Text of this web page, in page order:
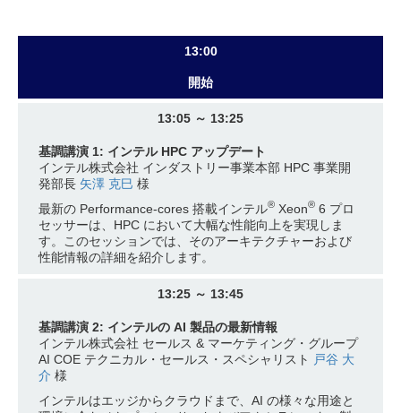
13:00
開始
13:05 ～ 13:25
基調講演 1: インテル HPC アップデート
インテル株式会社 インダストリー事業本部 HPC 事業開
発部長 矢澤 克巳 様
最新の Performance-cores 搭載インテル® Xeon® 6 プロ
セッサーは、HPC において大幅な性能向上を実現しま
す。このセッションでは、そのアーキテクチャーおよび
性能情報の詳細を紹介します。
13:25 ～ 13:45
基調講演 2: インテルの AI 製品の最新情報
インテル株式会社 セールス & マーケティング・グループ
AI COE テクニカル・セールス・スペシャリスト
戸谷 大
介 様
インテルはエッジからクラウドまで、AI の様々な用途と